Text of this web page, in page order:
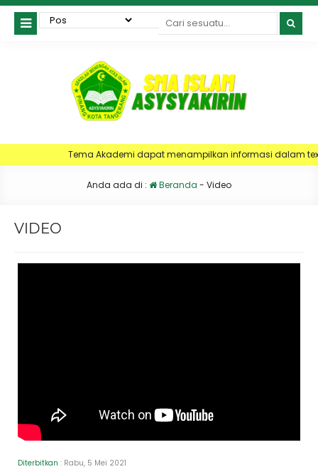
Akademi dapat menampilkan informasi dalam text berjalan
Anda ada di : Beranda - Video
VIDEO
Diterbitkan : Rabu, 5 Mei 2021